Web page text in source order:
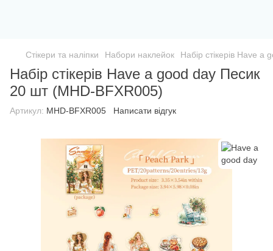
Стікери та наліпки Набори наклейок Набір стікерів Have
Набір стікерів Have a good day Песик
20 шт (MHD-BFXR005)
Артикул: MHD-BFXR005 Написати відгук